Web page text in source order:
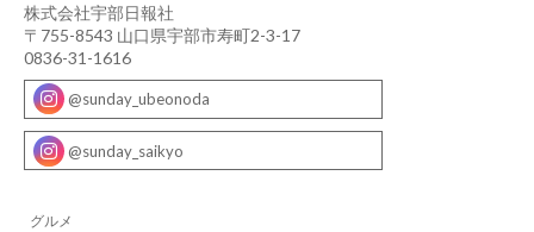
株式会社宇部日報社
〒755-8543 山口県宇部市寿町2-3-17
0836-31-1616
@sunday_ubeonoda
@sunday_saikyo
グルメ